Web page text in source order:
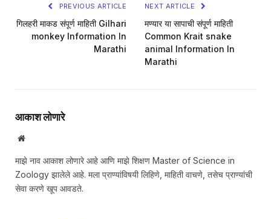
PREVIOUS ARTICLE
गिलहरी माकड संपूर्ण माहिती Gilhari
monkey Information In
Marathi
NEXT ARTICLE
मण्यार या सापाची संपूर्ण माहिती
Common Krait snake
animal Information In
Marathi
आकाश लोणारे
Website
माझे नाव आकाश लोणारे आहे आणि माझे शिक्षण Master of Science in
Zoology झालेले आहे. मला प्राण्यांविषयी लिहिणे, माहिती वाचणे, तसेच प्राण्यांची
सेवा करणे खूप आवडते.